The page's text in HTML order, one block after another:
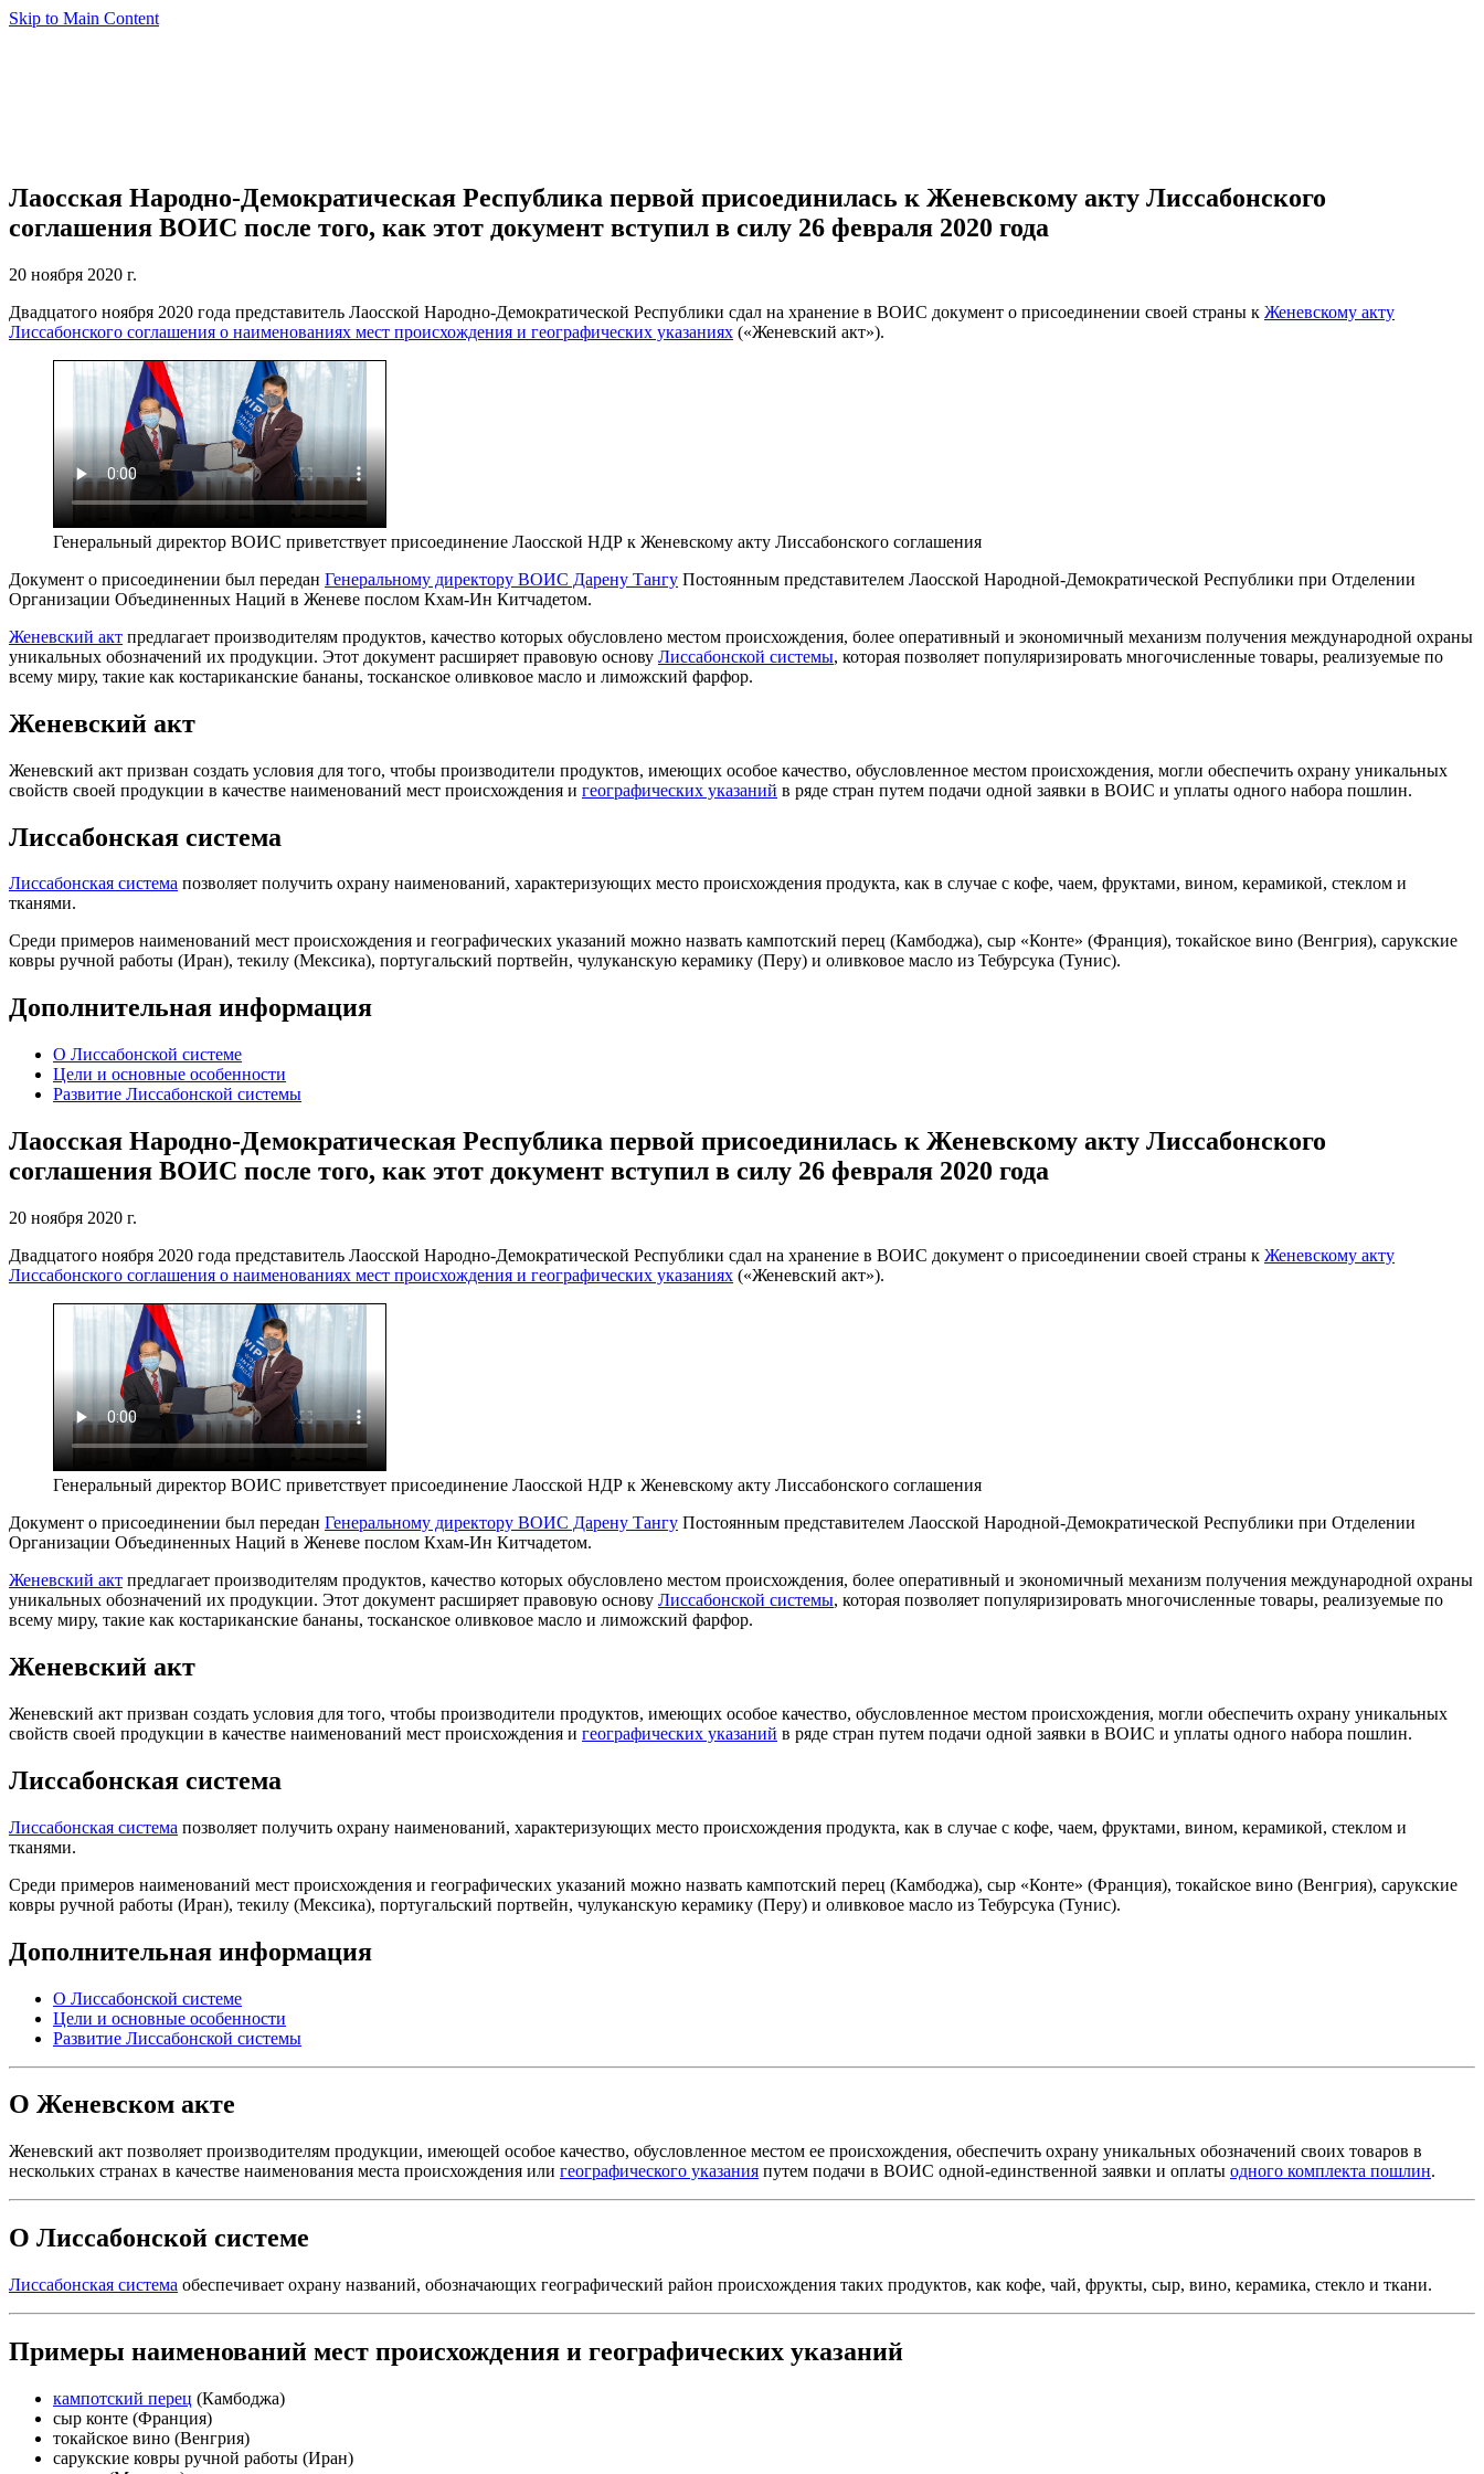
Skip to Main Content
Лаосская Народно-Демократическая Республика первой присоединилась к Женевскому акту Лиссабонского
соглашения ВОИС после того, как этот документ вступил в силу 26 февраля 2020 года
20 ноября 2020 г.
Двадцатого ноября 2020 года представитель Лаосской Народно-Демократической Республики сдал на хранение в ВОИС документ о присоединении своей страны к Женевскому акту
Лиссабонского соглашения о наименованиях мест происхождения и географических указаниях («Женевский акт»).
Генеральный директор ВОИС приветствует присоединение Лаосской НДР к Женевскому акту Лиссабонского соглашения
Документ о присоединении был передан Генеральному директору ВОИС Дарену Тангу Постоянным представителем Лаосской Народной-Демократической Республики при Отделении
Организации Объединенных Наций в Женеве послом Кхам-Ин Китчадетом.
Женевский акт предлагает производителям продуктов, качество которых обусловлено местом происхождения, более оперативный и экономичный механизм получения международной охраны
уникальных обозначений их продукции. Этот документ расширяет правовую основу Лиссабонской системы, которая позволяет популяризировать многочисленные товары, реализуемые по
всему миру, такие как костариканские бананы, тосканское оливковое масло и лиможский фарфор.
Женевский акт
Женевский акт призван создать условия для того, чтобы производители продуктов, имеющих особое качество, обусловленное местом происхождения, могли обеспечить охрану уникальных
свойств своей продукции в качестве наименований мест происхождения и географических указаний в ряде стран путем подачи одной заявки в ВОИС и уплаты одного набора пошлин.
Лиссабонская система
Лиссабонская система позволяет получить охрану наименований, характеризующих место происхождения продукта, как в случае с кофе, чаем, фруктами, вином, керамикой, стеклом и
тканями.
Среди примеров наименований мест происхождения и географических указаний можно назвать кампотский перец (Камбоджа), сыр «Конте» (Франция), токайское вино (Венгрия), сарукские
ковры ручной работы (Иран), текилу (Мексика), португальский портвейн, чулуканскую керамику (Перу) и оливковое масло из Тебурсука (Тунис).
Дополнительная информация
О Лиссабонской системе
Цели и основные особенности
Развитие Лиссабонской системы
Лаосская Народно-Демократическая Республика первой присоединилась к Женевскому акту Лиссабонского
соглашения ВОИС после того, как этот документ вступил в силу 26 февраля 2020 года
20 ноября 2020 г.
Двадцатого ноября 2020 года представитель Лаосской Народно-Демократической Республики сдал на хранение в ВОИС документ о присоединении своей страны к Женевскому акту
Лиссабонского соглашения о наименованиях мест происхождения и географических указаниях («Женевский акт»).
Генеральный директор ВОИС приветствует присоединение Лаосской НДР к Женевскому акту Лиссабонского соглашения
Документ о присоединении был передан Генеральному директору ВОИС Дарену Тангу Постоянным представителем Лаосской Народной-Демократической Республики при Отделении
Организации Объединенных Наций в Женеве послом Кхам-Ин Китчадетом.
Женевский акт предлагает производителям продуктов, качество которых обусловлено местом происхождения, более оперативный и экономичный механизм получения международной охраны
уникальных обозначений их продукции. Этот документ расширяет правовую основу Лиссабонской системы, которая позволяет популяризировать многочисленные товары, реализуемые по
всему миру, такие как костариканские бананы, тосканское оливковое масло и лиможский фарфор.
Женевский акт
Женевский акт призван создать условия для того, чтобы производители продуктов, имеющих особое качество, обусловленное местом происхождения, могли обеспечить охрану уникальных
свойств своей продукции в качестве наименований мест происхождения и географических указаний в ряде стран путем подачи одной заявки в ВОИС и уплаты одного набора пошлин.
Лиссабонская система
Лиссабонская система позволяет получить охрану наименований, характеризующих место происхождения продукта, как в случае с кофе, чаем, фруктами, вином, керамикой, стеклом и
тканями.
Среди примеров наименований мест происхождения и географических указаний можно назвать кампотский перец (Камбоджа), сыр «Конте» (Франция), токайское вино (Венгрия), сарукские
ковры ручной работы (Иран), текилу (Мексика), португальский портвейн, чулуканскую керамику (Перу) и оливковое масло из Тебурсука (Тунис).
Дополнительная информация
О Лиссабонской системе
Цели и основные особенности
Развитие Лиссабонской системы
О Женевском акте
Женевский акт позволяет производителям продукции, имеющей особое качество, обусловленное местом ее происхождения, обеспечить охрану уникальных обозначений своих товаров в
нескольких странах в качестве наименования места происхождения или географического указания путем подачи в ВОИС одной-единственной заявки и оплаты ​​​​​​​ одного комплекта пошлин.
О Лиссабонской системе
Лиссабонская система обеспечивает охрану названий, обозначающих географический район происхождения таких продуктов, как кофе, чай, фрукты, сыр, вино, керамика, стекло и ткани.
Примеры наименований мест происхождения и географических указаний
кампотский перец (Камбоджа)
сыр конте (Франция)
токайское вино (Венгрия)
сарукские ковры ручной работы (Иран)